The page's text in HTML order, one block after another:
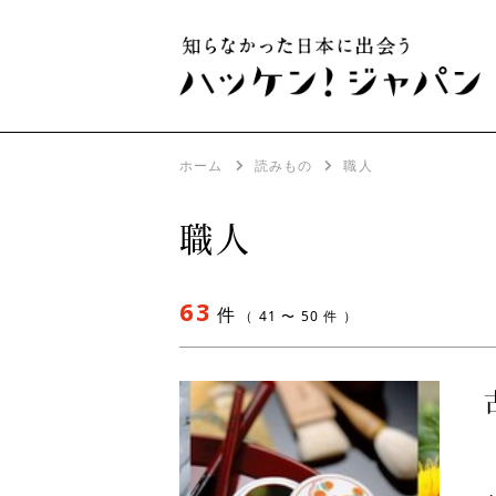
ホーム 読みもの 職人
職人
63 件 （ 41 〜 50 件 ）